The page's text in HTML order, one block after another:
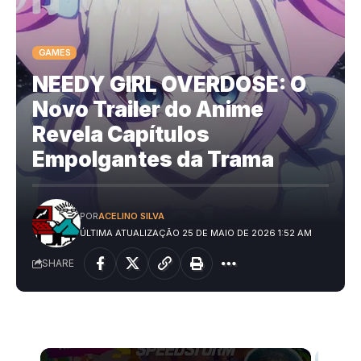
GAMES
NEEDY GIRL OVERDOSE: O
Novo Trailer do Anime
Revela Capítulos
Empolgantes da Trama
ÚLTIMA ATUALIZAÇÃO 25 DE MAIO DE 2026 1:52 AM
PORACELINO SILVA
SHARE